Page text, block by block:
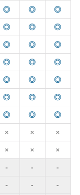
◎ ◎
◎
◎ ◎
◎
◎ ◎
◎
◎ ◎
◎
◎ ◎
◎
◎ ◎
◎
◎ ◎
◎
✕ ✕ ✕
✕ ✕ ✕
- -
-
- -
-